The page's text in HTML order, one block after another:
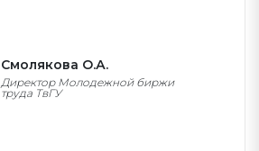
Смолякова О.А.
Директор Молодежной биржи
труда ТвГУ